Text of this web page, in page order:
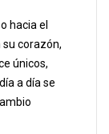
hacia el
corazón,
únicos,
a día se